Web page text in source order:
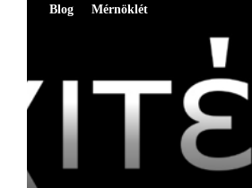
Blog Mérnöklét